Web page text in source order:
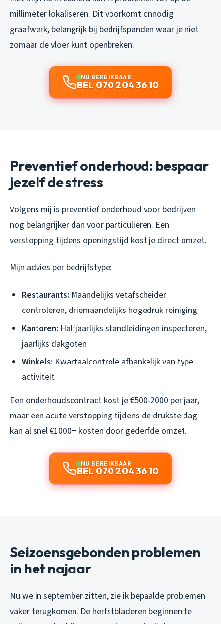
millimeter lokaliseren. Dit voorkomt onnodig
graafwerk, belangrijk bij bedrijfspanden waar je niet
zomaar de vloer kunt openbreken.
NU BEREIKBAAR
BEL 070 204 36 10
Preventief onderhoud: bespaar
jezelf de stress
Volgens mij is preventief onderhoud voor bedrijven
nog belangrijker dan voor particulieren. Een
verstopping tijdens openingstijd kost je direct omzet.
Mijn advies per bedrijfstype:
Restaurants: Maandelijks vetafscheider
controleren, driemaandelijks hogedruk reiniging
Kantoren: Halfjaarlijks standleidingen inspecteren,
jaarlijks dakgoten
Winkels: Kwartaalcontrole afhankelijk van type
activiteit
Een onderhoudscontract kost je €500-2000 per jaar,
maar een acute verstopping tijdens de drukste dag
kan al snel €1000+ kosten door gederfde omzet.
NU BEREIKBAAR
BEL 070 204 36 10
Seizoensgebonden problemen
in het najaar
Nu we in september zitten, zie ik bepaalde problemen
vaker terugkomen. De herfstbladeren beginnen te